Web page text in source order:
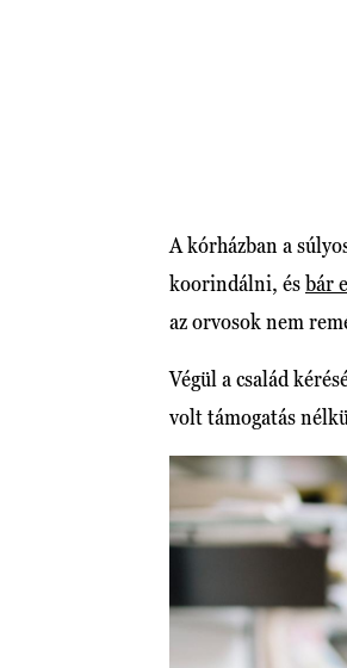
A kórházban a
koorindálni, ésbár
az orvosok nem
Végül a család
volt támogatás